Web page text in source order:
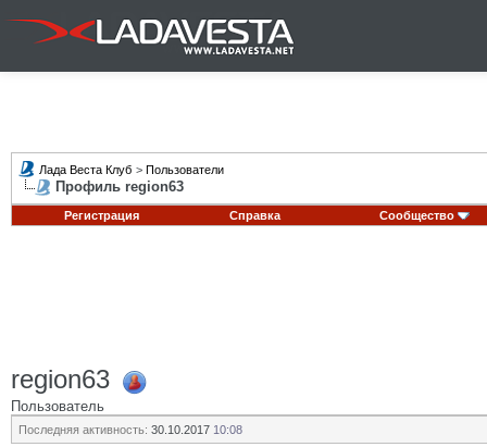
Лада Веста Клуб > Пользователи
Профиль region63
Регистрация Справка Сообщество
region63
Пользователь
Последняя активность: 30.10.2017 10:08